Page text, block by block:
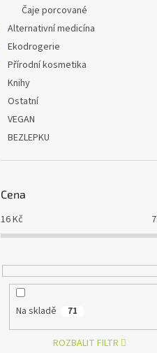
Čaje porcované
Alternativní medicína
Ekodrogerie
Přírodní kosmetika
Knihy
Ostatní
VEGAN
BEZLEPKU
Cena
16Kč
Na skladě 71
ROZBALIT FILTR